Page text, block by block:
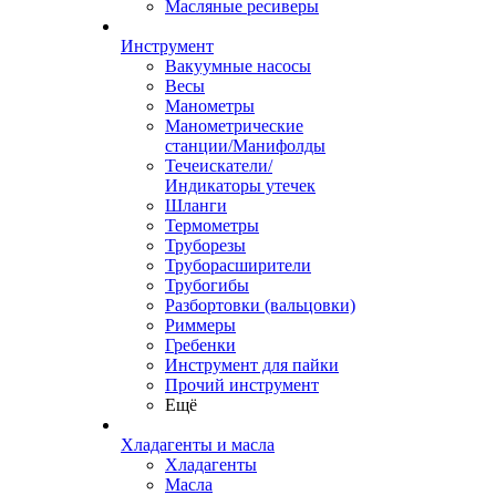
Масляные ресиверы
Инструмент
Вакуумные насосы
Весы
Манометры
Манометрические
станции/Манифолды
Течеискатели/
Индикаторы утечек
Шланги
Термометры
Труборезы
Труборасширители
Трубогибы
Разбортовки (вальцовки)
Риммеры
Гребенки
Инструмент для пайки
Прочий инструмент
Ещё
Хладагенты и масла
Хладагенты
Масла